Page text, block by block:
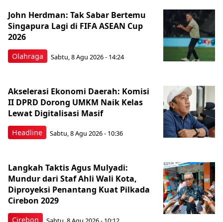
Olahraga
John Herdman: Tak Sabar Bertemu
Singapura Lagi di FIFA ASEAN Cup
2026
Sabtu, 8 Agu 2026 - 14:24
Headline
Akselerasi Ekonomi Daerah: Komisi
II DPRD Dorong UMKM Naik Kelas
Lewat Digitalisasi Masif
Sabtu, 8 Agu 2026 - 10:36
Cirebon
Langkah Taktis Agus Mulyadi:
Mundur dari Staf Ahli Wali Kota,
Diproyeksi Penantang Kuat Pilkada
Cirebon 2029